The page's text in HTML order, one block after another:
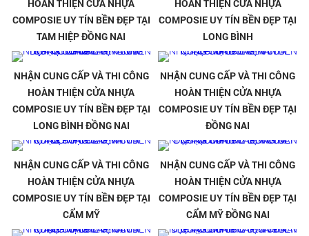
HOÀN THIỆN CỬA NHỰA
COMPOSIE UY TÍN BỀN ĐẸP TẠI
TAM HIỆP ĐỒNG NAI
HOÀN THIỆN CỬA NHỰA
COMPOSIE UY TÍN BỀN ĐẸP TẠI
LONG BÌNH
NHẬN CUNG CẤP VÀ THI CÔNG
HOÀN THIỆN CỬA NHỰA
COMPOSIE UY TÍN BỀN ĐẸP TẠI
LONG BÌNH ĐỒNG NAI
NHẬN CUNG CẤP VÀ THI CÔNG
HOÀN THIỆN CỬA NHỰA
COMPOSIE UY TÍN BỀN ĐẸP TẠI
ĐỒNG NAI
NHẬN CUNG CẤP VÀ THI CÔNG
HOÀN THIỆN CỬA NHỰA
COMPOSIE UY TÍN BỀN ĐẸP TẠI
CẨM MỸ
NHẬN CUNG CẤP VÀ THI CÔNG
HOÀN THIỆN CỬA NHỰA
COMPOSIE UY TÍN BỀN ĐẸP TẠI
CẨM MỸ ĐỒNG NAI